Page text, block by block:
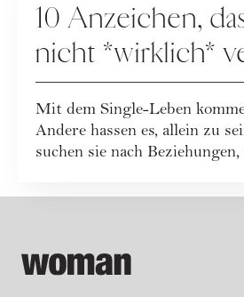
10 Anzeichen,
nicht *wirklich*
bist, aber Angst
Alleinsein hast
Mit dem Single-Leben
Andere hassen es, allein zu
suchen sie nach